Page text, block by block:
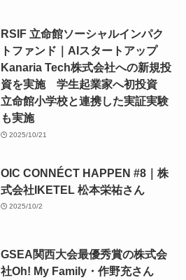
RSIF 立命館ソーシャルインパク
トファンド｜AIスタートアップ
Kanaria Tech株式会社への新規投
資を実施 学生起業家へ初投資
立命館小学校と連携した実証実験
も実施
2025/10/21
OIC CONNÉCT HAPPEN #8｜株
式会社IKETEL 松本栄祐さん
2025/10/2
GSEA関西大会最優秀賞の株式会
社Oh! My Family・作野充さん